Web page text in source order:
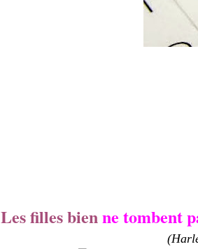
Les filles bienne tombent